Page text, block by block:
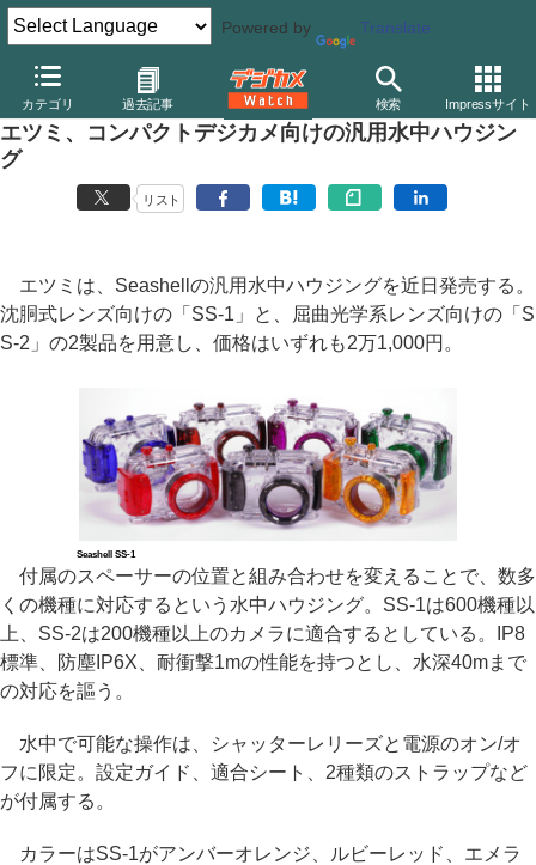
Powered by Translate
カテゴリ 過去記事 検索 Impressサイト
デジカメ Watch カメラ レンズ一体型（コンパクト）カメラ そ
エツミ、コンパクトデジカメ向けの汎用水中ハウジン
グ
リスト
エツミは、Seashellの汎用水中ハウジングを近日発売する。
沈胴式レンズ向けの「SS-1」と、屈曲光学系レンズ向けの「S
S-2」の2製品を用意し、価格はいずれも2万1,000円。
Seashell SS-1
付属のスペーサーの位置と組み合わせを変えることで、数多
くの機種に対応するという水中ハウジング。SS-1は600機種以
上、SS-2は200機種以上のカメラに適合するとしている。IP8
標準、防塵IP6X、耐衝撃1mの性能を持つとし、水深40mまで
の対応を謳う。
水中で可能な操作は、シャッターレリーズと電源のオン/オ
フに限定。設定ガイド、適合シート、2種類のストラップなど
が付属する。
カラーはSS-1がアンバーオレンジ、ルビーレッド、エメラ